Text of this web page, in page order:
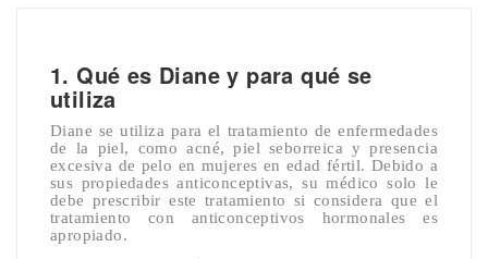
1. Qué es Diane y para qué se
utiliza
Diane se utiliza para el tratamiento de enfermedades
de la piel, como acné, piel seborreica y presencia
excesiva de pelo en mujeres en edad fértil. Debido a
sus propiedades anticonceptivas, su médico solo le
debe prescribir este tratamiento si considera que el
tratamiento con anticonceptivos hormonales es
apropiado.